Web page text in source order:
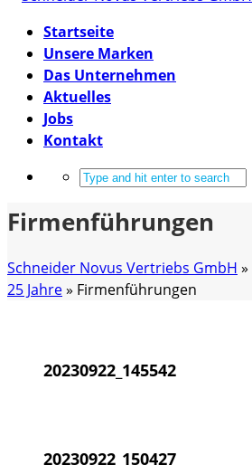
Startseite
Unsere Marken
Das Unternehmen
Aktuelles
Jobs
Kontakt
Firmenführungen
Schneider Novus Vertriebs GmbH »
25 Jahre» Firmenführungen
20230922_145542
20230922_150427